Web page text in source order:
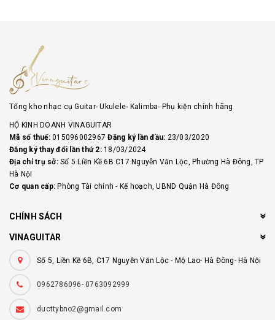
Tổng kho nhạc cụ Guitar- Ukulele- Kalimba- Phụ kiện chính hãng
HỘ KINH DOANH VINAGUITAR
Mã số thuế:015096002967Đăng ký lần đầu: 23/03/2020
Đăng ký thay đổi lần thứ 2:18/03/2024
Địa chỉ trụ sở:Số 5 Liền Kề 6B C17 Nguyễn Văn Lộc, Phường Hà Đông, TP
Hà Nội
Cơ quan cấp: Phòng Tài chính - Kế hoạch, UBND Quận Hà Đông
CHÍNH SÁCH
VINAGUITAR
Số 5, Liền Kề 6B, C17 Nguyễn Văn Lộc - Mộ Lao- Hà Đông- Hà Nội
0962786096- 0763092999
ducttybno2@gmail.com